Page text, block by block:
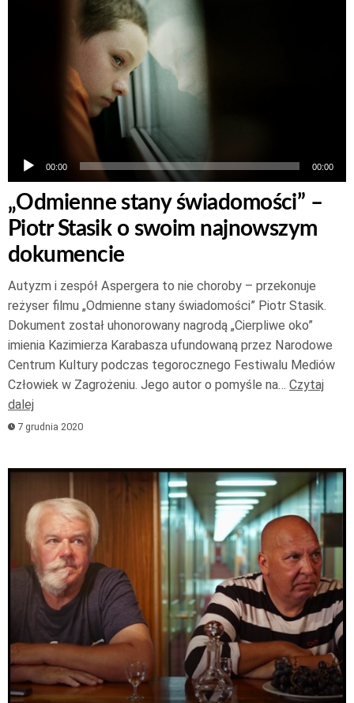
dźwiękowych
00:00 00:00
„Odmienne stany świadomości” –
Piotr Stasik o swoim najnowszym
dokumencie
Autyzm i zespół Aspergera to nie choroby – przekonuje
reżyser filmu „Odmienne stany świadomości” Piotr Stasik.
Dokument został uhonorowany nagrodą „Cierpliwe oko”
imienia Kazimierza Karabasza ufundowaną przez Narodowe
Centrum Kultury podczas tegorocznego Festiwalu Mediów
Człowiek w Zagrożeniu. Jego autor o pomyśle na… Czytaj
dalej
7 grudnia 2020
Odtwarzacz
plików
dźwiękowych